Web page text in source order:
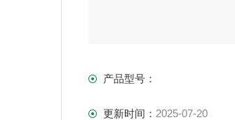
产品型号：
更新时间： 2025-07-20